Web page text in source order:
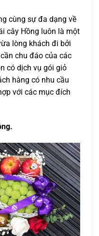
cùng sự đa dạng về
cây Hồng luôn là một
lòng khách đi bởi
chu đáo của các
có dịch vụ gói giỏ
hàng có nhu cầu
với các mục đích